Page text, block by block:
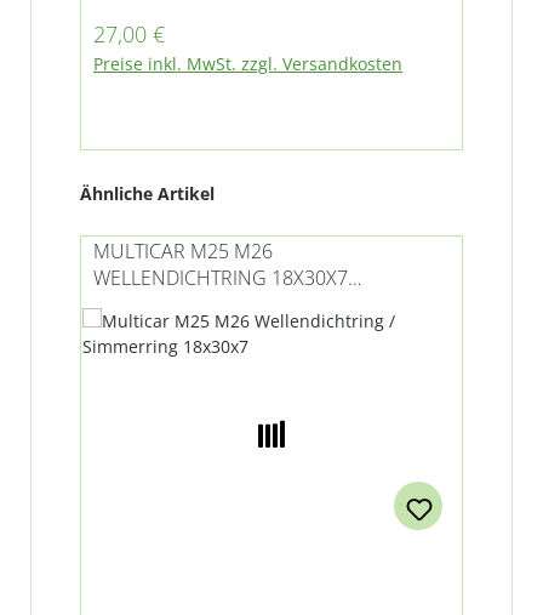
Regulärer Preis:
27,00 €
Preise inkl. MwSt. zzgl. Versandkosten
Produktgalerie überspringen
Ähnliche Artikel
MULTICAR M25 M26
WELLENDICHTRING 18X30X7
ANTRIEBSWELLE